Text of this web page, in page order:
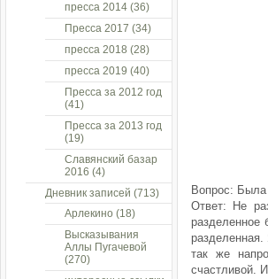
Вопрос: Была
Ответ: Не
разделенное
так же
счастливой.
пресса 2014 (36)
Пресса 2017 (34)
пресса 2018 (28)
пресса 2019 (40)
Пресса за 2012 год
(41)
Пресса за 2013 год
(19)
Славянский базар
2016 (4)
Дневник записей (713)
Арлекино (18)
Высказывания
Аллы Пугачевой
(270)